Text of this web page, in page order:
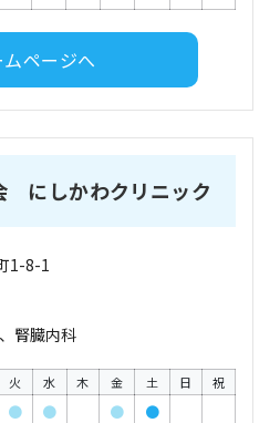
ムページへ
にしかわクリニック
1-8-1
腎臓内科
火 水 木 金 土 日 祝
● ● ●
●